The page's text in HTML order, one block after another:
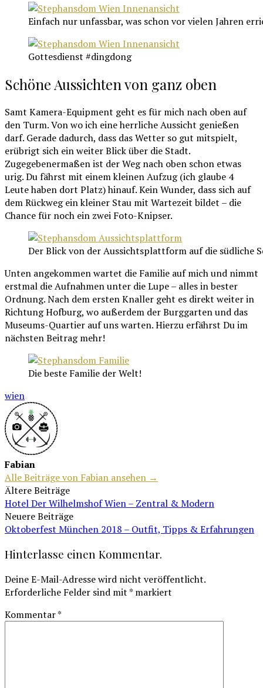
Einfach nur unfassbar, was schon vor vielen Jahren
Gottesdienst #dingdong
Schöne Aussichten von ganz oben
Samt Kamera-Equipment geht es für mich nach oben auf
den Turm. Von wo ich eine herrliche Aussicht genießen
darf. Gerade dadurch, dass das Wetter so gut mitspielt,
erübrigt sich ein weiter Blick über die Stadt.
Zugegebenermaßen ist der Weg nach oben schon etwas
urig. Du fährst mit einem kleinen Aufzug (ich glaube 4
Leute haben dort Platz) hinauf. Kein Wunder, dass sich auf
dem Rückweg ein kleiner Stau mit Wartezeit bildet – die
Chance für noch ein zwei Foto-Knipser.
Der Blick von der Aussichtsplattform auf die südliche
Unten angekommen wartet die Familie auf mich und nimmt
erstmal die Aufnahmen unter die Lupe – alles in bester
Ordnung. Nach dem ersten Knaller geht es direkt weiter in
Richtung Hofburg, wo außerdem der Burggarten und das
Museums-Quartier auf uns warten. Hierzu erfährst Du im
nächsten Beitrag mehr!
Die beste Familie der Welt!
wien
Fabian
Alle Beiträge von Fabian ansehen →
Beitragsnavigation
Ältere Beiträge
Hotel Der Wilhelmshof Wien – Zentral & Modern
Neuere Beiträge
Oktoberfest München 2018 – Outfit, Tipps & Erfahrungen
Hinterlasse einen Kommentar.
Deine E-Mail-Adresse wird nicht veröffentlicht.
Erforderliche Felder sind mit* markiert
Kommentar*